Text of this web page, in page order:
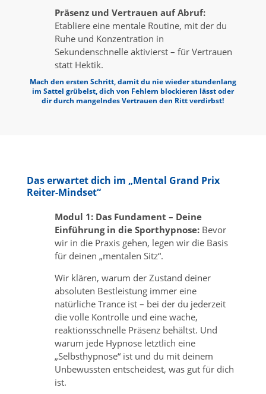
Präsenz und Vertrauen auf Abruf:
Etabliere eine mentale Routine, mit der du
Ruhe und Konzentration in
Sekundenschnelle aktivierst – für Vertrauen
statt Hektik.
Mach den ersten Schritt, damit du nie wieder stundenlang
im Sattel grübelst, dich von Fehlern blockieren lässt oder
dir durch mangelndes Vertrauen den Ritt verdirbst!
Das erwartet dich im „Mental Grand Prix
Reiter-Mindset“
Modul 1: Das Fundament – Deine
Einführung in die Sporthypnose:Bevor
wir in die Praxis gehen, legen wir die Basis
für deinen „mentalen Sitz“.
Wir klären, warum der Zustand deiner
absoluten Bestleistung immer eine
natürliche Trance ist – bei der du jederzeit
die volle Kontrolle und eine wache,
reaktionsschnelle Präsenz behältst. Und
warum jede Hypnose letztlich eine
„Selbsthypnose“ ist und du mit deinem
Unbewussten entscheidest, was gut für dich
ist.